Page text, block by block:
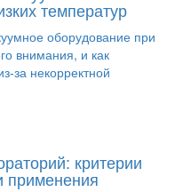
температур
оборудование при
внимания, и как
за некорректной
критерии
применения